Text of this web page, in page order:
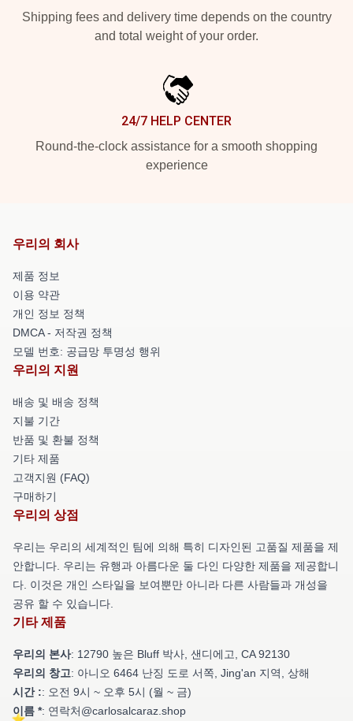
Shipping fees and delivery time depends on the country
and total weight of your order.
24/7 HELP CENTER
Round-the-clock assistance for a smooth shopping
experience
우리의 회사
제품 정보
이용 약관
개인 정보 정책
DMCA - 저작권 정책
모델 번호: 공급망 투명성 행위
우리의 지원
배송 및 배송 정책
지불 기간
반품 및 환불 정책
기타 제품
고객지원 (FAQ)
구매하기
우리의 상점
우리는 우리의 세계적인 팀에 의해 특히 디자인된 고품질 제품을 제
안합니다. 우리는 유행과 아름다운 둘 다인 다양한 제품을 제공합니
다. 이것은 개인 스타일을 보여뿐만 아니라 다른 사람들과 개성을
공유 할 수 있습니다.
기타 제품
우리의 본사: 12790 높은 Bluff 박사, 샌디에고, CA 92130
우리의 창고: 아니오 6464 난징 도로 서쪽, Jing'an 지역, 상해
시간 :: 오전 9시 ~ 오후 5시 (월 ~ 금)
이름 *: 연락처@carlosalcaraz.shop